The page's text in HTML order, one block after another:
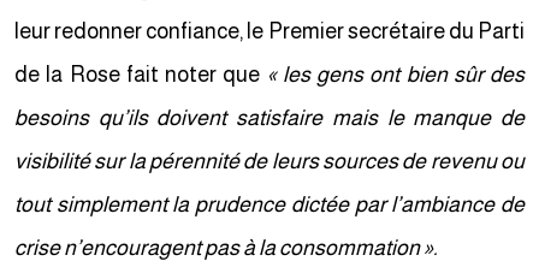
leur redonner confiance, le Premier secrétaire du Parti
de la Rose fait noter que« les gens ont bien sûr des
besoins qu’ils doivent satisfaire mais le manque de
visibilité sur la pérennité de leurs sources de revenu ou
tout simplement la prudence dictée par l’ambiance de
crise n’encouragent pas à la consommation ».